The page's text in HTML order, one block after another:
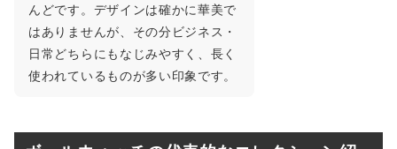
んどです。デザインは確かに華美で
はありませんが、その分ビジネス・
日常どちらにもなじみやすく、長く
使われているものが多い印象です。